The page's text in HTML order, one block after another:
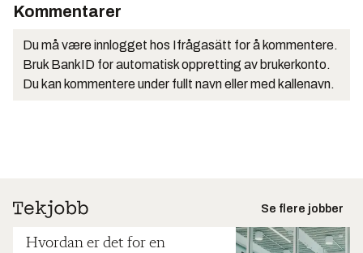
Kommentarer
Du må være innlogget hos Ifrågasätt for å kommentere.
Bruk BankID for automatisk oppretting av brukerkonto.
Du kan kommentere under fullt navn eller med kallenavn.
Se flere jobber
Hvordan er det for en